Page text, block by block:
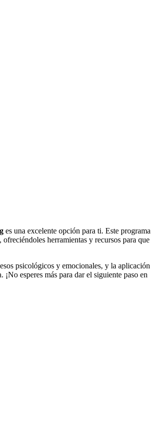
es una excelente opción para ti. Este programa
herramientas y recursos para que
psicológicos y emocionales, y la aplicación
esperes más para dar el siguiente paso en